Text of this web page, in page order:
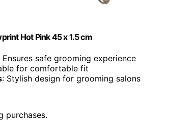
Hot Pink 45 x 1.5 cm
Ensures safe grooming experience
for comfortable fit
: Stylish design for grooming salons
purchases.